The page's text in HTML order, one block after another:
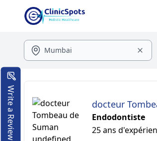
docteur
Endodontiste
25 ans
Write a Review